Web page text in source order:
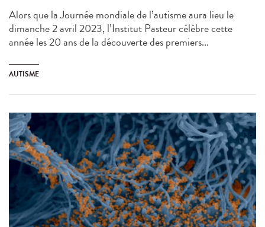
Alors que la Journée mondiale de l’autisme aura lieu le
dimanche 2 avril 2023, l’Institut Pasteur célèbre cette
année les 20 ans de la découverte des premiers...
AUTISME